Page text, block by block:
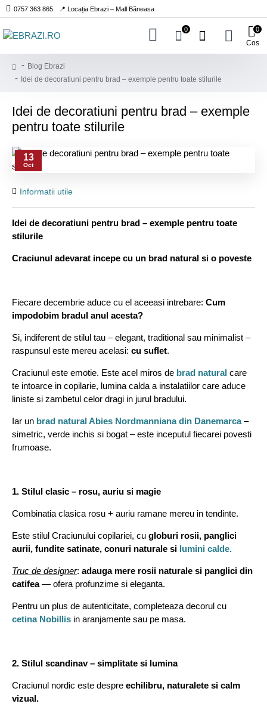
0757 363 865 📍 Locația Ebrazi – Mall Băneasa
0
Cos
0
Blog Ebrazi
Idei de decoratiuni pentru brad – exemple pentru toate stilurile
Idei de decoratiuni pentru brad – exemple
pentru toate stilurile
13
Oct
Informatii utile
Idei de decoratiuni pentru brad – exemple pentru toate
stilurile
Craciunul adevarat incepe cu un brad natural si o poveste
Fiecare decembrie aduce cu el aceeasi intrebare: Cum
impodobim bradul anul acesta?
Si, indiferent de stilul tau – elegant, traditional sau minimalist –
raspunsul este mereu acelasi: cu suflet.
Craciunul este emotie. Este acel miros de brad natural care
te intoarce in copilarie, lumina calda a instalatiilor care aduce
liniste si zambetul celor dragi in jurul bradului.
Iar un brad natural Abies Nordmannianadin Danemarca–
simetric, verde inchis si bogat – este inceputul fiecarei povesti
frumoase.
1. Stilul clasic – rosu, auriu si magie
Combinatia clasica rosu + auriu ramane mereu in tendinte.
Este stilul Craciunului copilariei, cu globuri rosii, panglici
aurii, fundite satinate, conuri naturale si lumini calde.
Truc de designer: adauga mere rosii naturale si panglici din
catifea— ofera profunzime si eleganta.
Pentru un plus de autenticitate, completeaza decorul cu
cetina Nobillis in aranjamente sau pe masa.
2. Stilul scandinav – simplitate si lumina
Craciunul nordic este despre echilibru, naturalete si calm
vizual.